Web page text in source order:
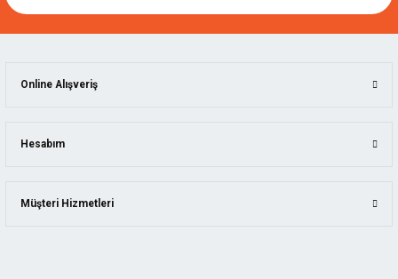
Online Alışveriş
Hesabım
Müşteri Hizmetleri